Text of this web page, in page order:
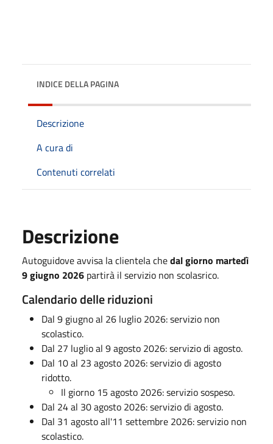
INDICE DELLA PAGINA
Descrizione
A cura di
Contenuti correlati
Descrizione
Autoguidove avvisa la clientela chedal giorno martedì
9 giugno 2026 partirà il servizio non scolasrico.
Calendario delle riduzioni
Dal 9 giugno al 26 luglio 2026: servizio non
scolastico.
Dal 27 luglio al 9 agosto 2026: servizio di agosto.
Dal 10 al 23 agosto 2026: servizio di agosto
ridotto.
Il giorno 15 agosto 2026: servizio sospeso.
Dal 24 al 30 agosto 2026: servizio di agosto.
Dal 31 agosto all'11 settembre 2026: servizio non
scolastico.